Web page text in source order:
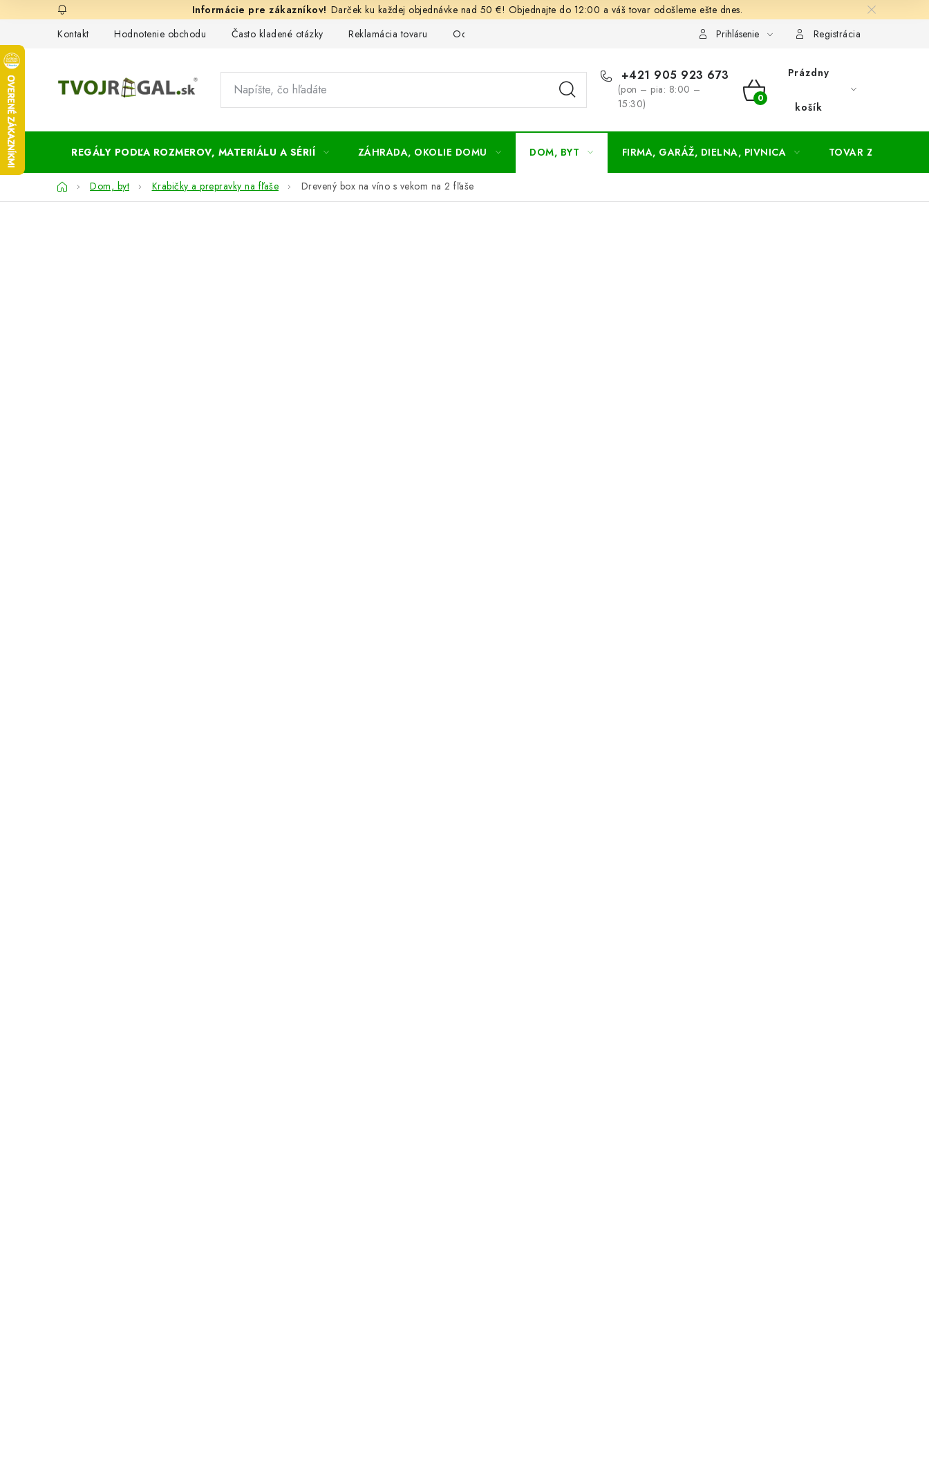
na
Darček ku každej objednávke nad 50 €! Objednajte do 12:00 a váš tovar odošleme ešte dnes.
Kontakt
Hodnotenie obchodu Často kladené otázky Reklamácia tovaru Odstúpenie od kúpnej zmluvy Obchodné a dodacie podmienky Zásady ochrany osobných údajov
Prihlásenie Registrácia
+421 905 923 673
(pon – pia: 8:00 –
15:30)
NÁKUPNÝ
Prázdny
košík
REGÁLY PODĽA ROZMEROV, MATERIÁLU A SÉRIÍ ZÁHRADA, OKOLIE DOMU DOM, BYT FIRMA, GARÁŽ, DIELNA, PIVNICA TOVAR ZA
DomovDom, byt Krabičky a prepravky na fľaše Drevený box na víno s vekom na 2 fľaše